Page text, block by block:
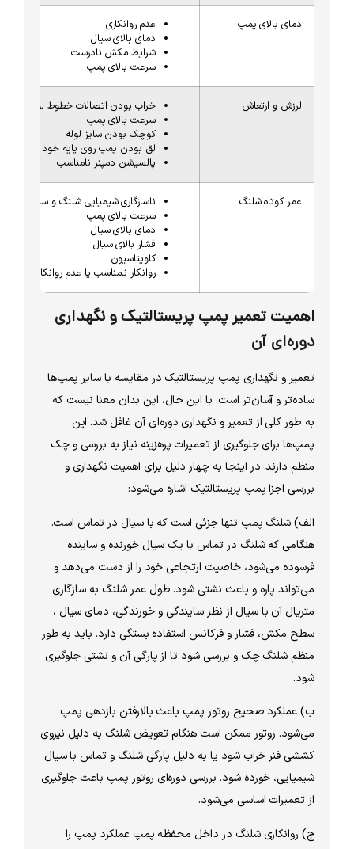
دمای بالای پمپ
عدم روانکاری
دمای بالای سیال
شرایط مکش نادرست
سرعت بالای پمپ
لرزش و ارتعاش
خراب بودن اتصالات خطوط لوله
سرعت بالای پمپ
کوچک بودن سایز لوله
لق بودن پمپ روی پایه خود
پالسیشن دمپنر نامناسب
عمر کوتاه شلنگ
ناسازگاری شیمیایی شلنگ و سیال
سرعت بالای پمپ
دمای بالای سیال
فشار بالای سیال
کاویتاسیون
روانکار نامناسب یا عدم روانکاری
اهمیت تعمیر پمپ پریستالتیک و نگهداری
دوره‌ای آن
تعمیر و نگهداری پمپ پریستالتیک در مقایسه با سایر پمپ‌ها
ساده‌تر و آسان‌تر است. با این حال، این بدان معنا نیست که
به طور کلی از تعمیر و نگهداری دوره‌ای آن غافل شد. این
پمپ‌ها برای جلوگیری از تعمیرات پرهزینه نیاز به بررسی و چک
منظم دارند. در اینجا به چهار دلیل برای اهمیت نگهداری و
بررسی اجزا پمپ پریستالتیک اشاره می‌شود:
الف) شلنگ پمپ تنها جزئی است که با سیال در تماس است.
هنگامی که شلنگ در تماس با یک سیال خورنده و ساینده
فرسوده می‌شود، خاصیت ارتجاعی خود را از دست می‌دهد و
می‌تواند پاره و باعث نشتی شود. طول عمر شلنگ به سازگاری
متریال آن با سیال از نظر سایندگی و خورندگی، دمای سیال ،
سطح مکش، فشار و فرکانس استفاده بستگی دارد. باید به طور
منظم شلنگ چک و بررسی شود تا از پارگی آن و نشتی جلوگیری
ب) عملکرد صحیح روتور پمپ باعث بالارفتن بازدهی پمپ
می‌شود. روتور ممکن است هنگام تعویض شلنگ به دلیل نیروی
کششی فنر خراب شود یا به دلیل پارگی شلنگ و تماس با سیال
شیمیایی، خورده شود. بررسی دوره‌ای روتور پمپ باعث جلوگیری
از تعمیرات اساسی می‌شود.
ج) روانکاری شلنگ در داخل محفظه پمپ عملکرد پمپ را